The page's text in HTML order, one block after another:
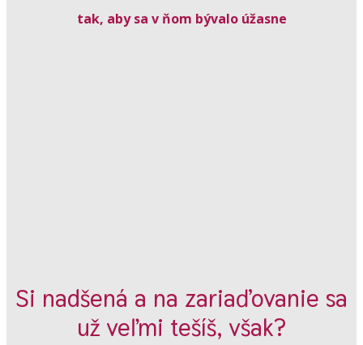
tak, aby sa v ňom bývalo úžasne
Si nadšená a na zariaďovanie sa
už veľmi tešíš, však?